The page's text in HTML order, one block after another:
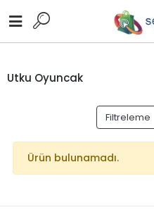
Utku Oyuncak
Filtreleme
Ürün bulunamadı.